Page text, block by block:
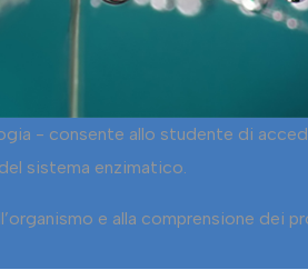
- consente allo studente di
sistema enzimatico.
e alla comprensione dei